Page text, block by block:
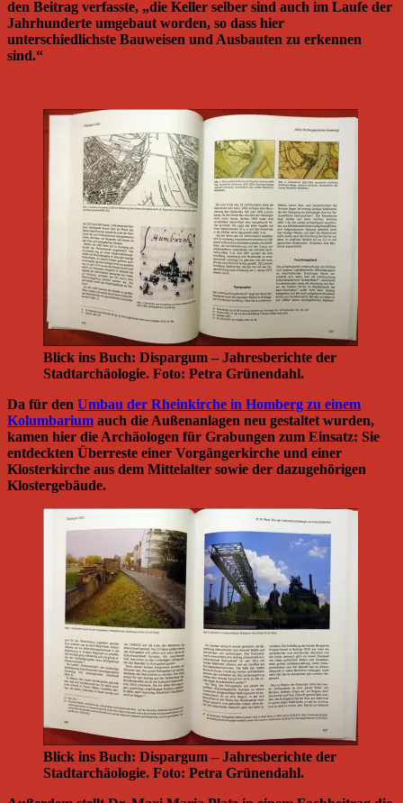
den Beitrag verfasste, „die Keller selber sind auch im Laufe der
Jahrhunderte umgebaut worden, so dass hier
unterschiedlichste Bauweisen und Ausbauten zu erkennen
sind.“
Blick ins Buch: Dispargum – Jahresberichte der
Stadtarchäologie. Foto: Petra Grünendahl.
Da für den Umbau der Rheinkirche in Homberg zu einem
Kolumbarium auch die Außenanlagen neu gestaltet wurden,
kamen hier die Archäologen für Grabungen zum Einsatz: Sie
entdeckten Überreste einer Vorgängerkirche und einer
Klosterkirche aus dem Mittelalter sowie der dazugehörigen
Klostergebäude.
Blick ins Buch: Dispargum – Jahresberichte der
Stadtarchäologie. Foto: Petra Grünendahl.